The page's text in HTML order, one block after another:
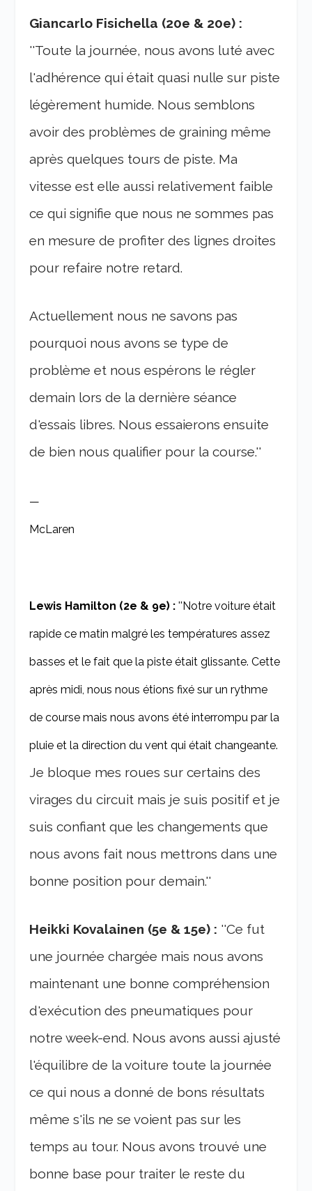
Giancarlo Fisichella (20e & 20e) :
''Toute la journée, nous avons luté avec
l'adhérence qui était quasi nulle sur piste
légèrement humide. Nous semblons
avoir des problèmes de graining même
après quelques tours de piste. Ma
vitesse est elle aussi relativement faible
ce qui signifie que nous ne sommes pas
en mesure de profiter des lignes droites
pour refaire notre retard.
Actuellement nous ne savons pas
pourquoi nous avons se type de
problème et nous espérons le régler
demain lors de la dernière séance
d'essais libres. Nous essaierons ensuite
de bien nous qualifier pour la course.''
—
McLaren
Lewis Hamilton (2e & 9e) :''Notre voiture était
rapide ce matin malgré les températures assez
basses et le fait que la piste était glissante. Cette
après midi, nous nous étions fixé sur un rythme
de course mais nous avons été interrompu par la
pluie et la direction du vent qui était changeante.
Je bloque mes roues sur certains des
virages du circuit mais je suis positif et je
suis confiant que les changements que
nous avons fait nous mettrons dans une
bonne position pour demain.''
Heikki Kovalainen (5e & 15e) : ''Ce fut
une journée chargée mais nous avons
maintenant une bonne compréhension
d'exécution des pneumatiques pour
notre week-end. Nous avons aussi ajusté
l'équilibre de la voiture toute la journée
ce qui nous a donné de bons résultats
même s'ils ne se voient pas sur les
temps au tour. Nous avons trouvé une
bonne base pour traiter le reste du